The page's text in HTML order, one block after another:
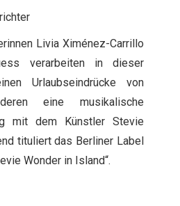
Livia Ximénez-Carrillo
verarbeiten in dieser
Urlaubseindrücke von
eine musikalische
mit dem Künstler Stevie
tituliert das Berliner Label
Wonder in Island“.